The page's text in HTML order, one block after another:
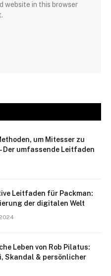
website in this browser
um Mitesser zu
Der umfassende Leitfaden
Leitfaden für Packman:
der digitalen Welt
Leben von Rob Pilatus:
Skandal & persönlicher